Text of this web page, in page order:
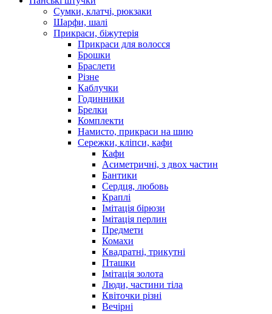
Сумки, клатчі, рюкзаки
Шарфи, шалі
Прикраси, біжутерія
Прикраси для волосся
Брошки
Браслети
Різне
Каблучки
Годинники
Брелки
Комплекти
Намисто, прикраси на шию
Сережки, кліпси, кафи
Кафи
Асиметричні, з двох частин
Бантики
Сердця, любовь
Краплі
Імітація бірюзи
Імітація перлин
Предмети
Комахи
Квадратні, трикутні
Пташки
Імітація золота
Люди, частини тіла
Квіточки різні
Вечірні